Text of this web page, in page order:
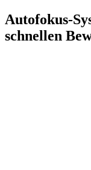
Autofokus-
schnellen